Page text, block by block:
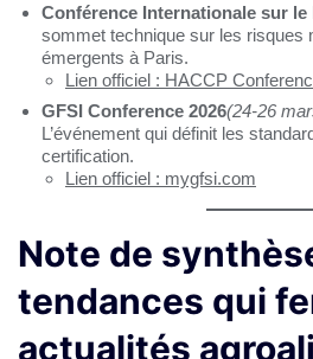
Conférence Internationale sur le
sommet technique sur les risques
émergents à Paris.
Lien officiel : HACCP
GFSI Conference 2026(24-26
L’événement qui définit les
certification.
Lien officiel : mygfsi.com
Note de
tendances qui
actualités